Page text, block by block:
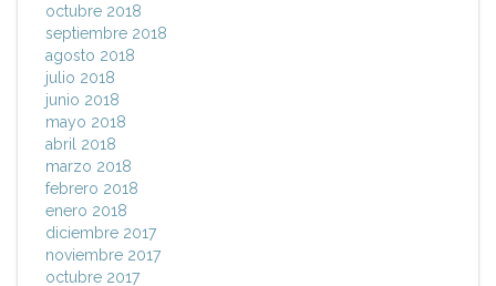
octubre 2018
septiembre 2018
agosto 2018
julio 2018
junio 2018
mayo 2018
abril 2018
marzo 2018
febrero 2018
enero 2018
diciembre 2017
noviembre 2017
octubre 2017